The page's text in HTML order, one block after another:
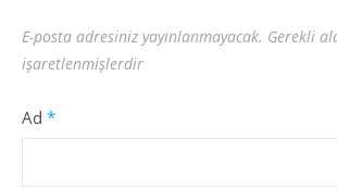
E-posta adresiniz yayınlanmayacak. Gerekli
işaretlenmişlerdir
Ad *